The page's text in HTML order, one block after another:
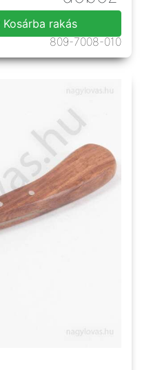
Kosárba rakás
809-7008-010